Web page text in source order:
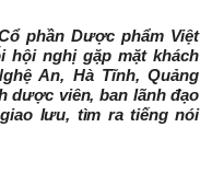
phần Dược phẩm Việt
nghị gặp mặt khách
An, Hà Tĩnh, Quảng
dược viên, ban lãnh đạo
lưu, tìm ra tiếng nói